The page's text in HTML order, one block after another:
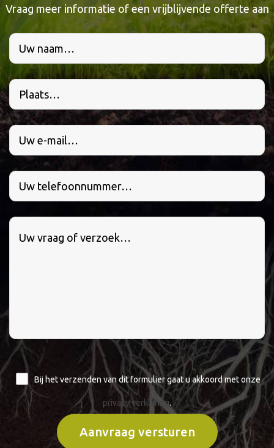
Vraag meer informatie of een vrijblijvende offerte aan
Bij het verzenden van dit formulier gaat u akkoord met onze
privacy verklaring.